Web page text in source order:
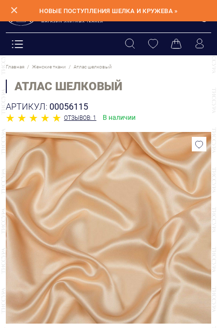
✕ НОВЫЕ ПОСТУПЛЕНИЯ ШЕЛКА И КРУЖЕВА »
Главная Женские ткани Атлас шелковый
АТЛАС ШЕЛКОВЫЙ
АРТИКУЛ: 00056115
ОТЗЫВОВ: 1 В наличии